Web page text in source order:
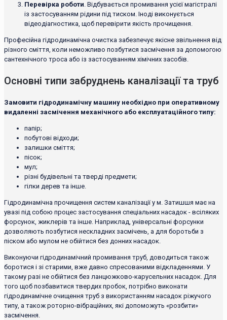
Перевірка роботи. Відбувається промивання усієї магістралі
із застосуванням рідини під тиском. Іноді виконується
відеодіагностика, щоб перевірити якість прочищення.
Професійна гідродинамічна очистка забезпечує якісне звільнення від
різного сміття, коли неможливо позбутися засмічення за допомогою
сантехнічного троса або із застосуванням хімічних засобів.
Основні типи забруднень каналізації та труб
Замовити гідродинамічну машину необхідно при оперативному
видаленні засмічення механічного або експлуатаційного типу:
папір;
побутові відходи;
залишки сміття;
пісок;
мул;
різні будівельні та тверді предмети;
гілки дерев та інше.
Гідродинамічна прочищення систем каналізації у м. Затишшя має на
увазі під собою процес застосування спеціальних насадок - всіляких
форсунок, жиклерів та інше. Наприклад, універсальні форсунки
дозволяють позбутися нескладних засмічень, а для боротьби з
піском або мулом не обійтися без донних насадок.
Виконуючи гідродинамічний промивання труб, доводиться також
боротися і зі старими, вже давно спресованими відкладеннями. У
такому разі не обійтися без ланцюжково-карусельних насадок. Для
того щоб позбавитися твердих пробок, потрібно виконати
гідродинамічне очищення труб з використанням насадок ріжучого
типу, а також роторно-вібраційних, які допоможуть «розбити»
засмічення.